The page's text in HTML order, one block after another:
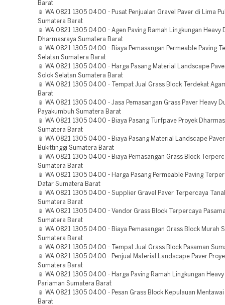
Barat
📱 WA 0821 1305 0400 - Pusat Penjualan Gravel Paver di Lima
Sumatera Barat
📱 WA 0821 1305 0400 - Agen Paving Ramah Lingkungan Heavy
Dharmasraya Sumatera Barat
📱 WA 0821 1305 0400 - Biaya Pemasangan Permeable Paving
Selatan Sumatera Barat
📱 WA 0821 1305 0400 - Harga Pasang Material Landscape
Solok Selatan Sumatera Barat
📱 WA 0821 1305 0400 - Tempat Jual Grass Block Terdekat
Barat
📱 WA 0821 1305 0400 - Jasa Pemasangan Grass Paver Heavy
Payakumbuh Sumatera Barat
📱 WA 0821 1305 0400 - Biaya Pasang Turfpave Proyek
Sumatera Barat
📱 WA 0821 1305 0400 - Biaya Pasang Material Landscape Paver
Bukittinggi Sumatera Barat
📱 WA 0821 1305 0400 - Biaya Pemasangan Grass Block
Sumatera Barat
📱 WA 0821 1305 0400 - Harga Pasang Permeable Paving
Datar Sumatera Barat
📱 WA 0821 1305 0400 - Supplier Gravel Paver Terpercaya
Sumatera Barat
📱 WA 0821 1305 0400 - Vendor Grass Block Terpercaya
Sumatera Barat
📱 WA 0821 1305 0400 - Biaya Pemasangan Grass Block Murah
Sumatera Barat
📱 WA 0821 1305 0400 - Tempat Jual Grass Block Pasaman
📱 WA 0821 1305 0400 - Penjual Material Landscape Paver
Sumatera Barat
📱 WA 0821 1305 0400 - Harga Paving Ramah Lingkungan
Pariaman Sumatera Barat
📱 WA 0821 1305 0400 - Pesan Grass Block Kepulauan
Barat